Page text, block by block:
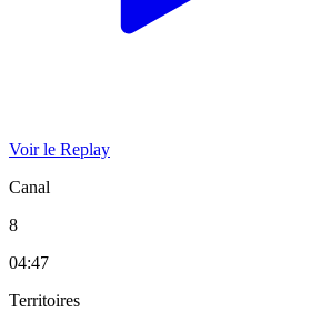
Voir le Replay
Canal
8
04:47
Territoires